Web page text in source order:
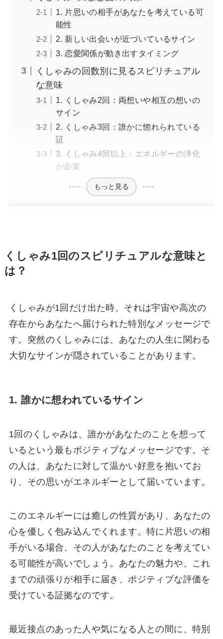
1. 片思いの相手があなたを考えている可
能性
2. 新しい出会いが近づいているサイン
3. 恋愛関係が動き出すタイミング
くしゃみの回数別に見るスピリチュアル
な意味
1. くしゃみ2回：両想いや相互の想いの
サイン
2. くしゃみ3回：誰かに惚れられている
証
3. くしゃみ4回以上：エネルギーの浄化
が必要
もっと見る
くしゃみ1回のスピリチュアルな意味と
は？
くしゃみが1回だけ出た時、それは宇宙や高次の
存在からあなたへ届けられた特別なメッセージで
す。突然のくしゃみには、あなたの人生に関わる
大切なサインが隠されていることがあります。
1. 誰かに想われているサイン
1回のくしゃみは、誰かがあなたのことを想って
いるという最もポジティブなメッセージです。そ
の人は、あなたに対して温かい好意を抱いてお
り、その思いがエネルギーとして届いています。
このエネルギーには癒しの性質があり、あなたの
心を優しく包み込んでくれます。特に片思いの相
手がいる場合、その人があなたのことを考えてい
る可能性が高いでしょう。あなたの魅力や、これ
までの頑張りが相手に届き、ポジティブな評価を
受けている証拠なのです。
最近接点のあった人や気になる人との間に、特別